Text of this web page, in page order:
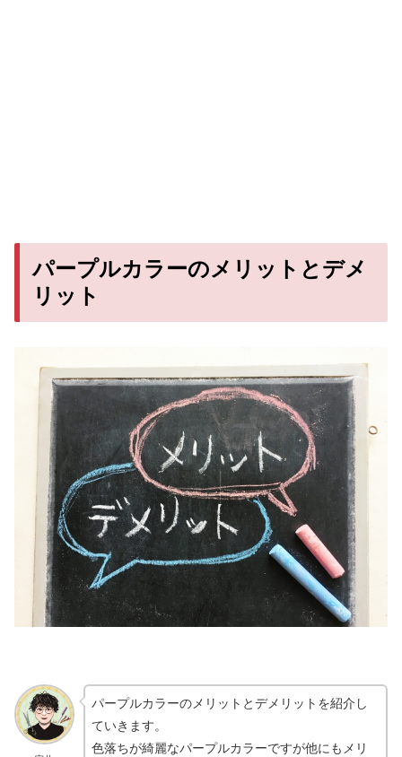
パープルカラーのメリットとデメ
リット
パープルカラーのメリットとデメリットを紹介し
ていきます。
色落ちが綺麗なパープルカラーですが他にもメリ